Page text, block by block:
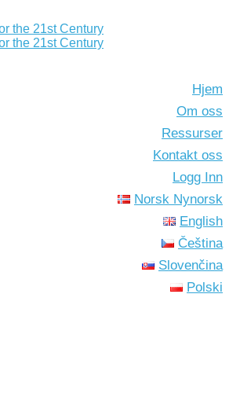
Hjem
Om oss
Ressurser
Kontakt oss
Logg Inn
Norsk Nynorsk
English
Čeština
Slovenčina
Polski